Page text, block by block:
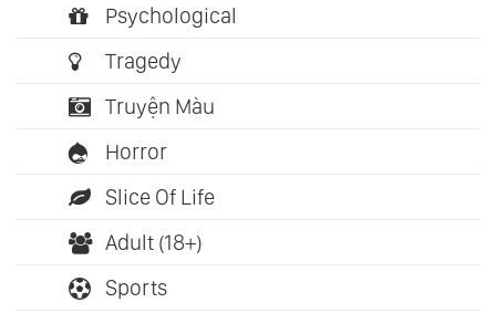
Psychological
Tragedy
Truyện Màu
Horror
Slice Of Life
Adult (18+)
Sports